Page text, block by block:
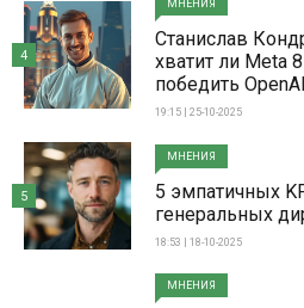
МНЕНИЯ
Станислав
хватит ли Meta
победить
19:15 | 25-10-2025
4
МНЕНИЯ
5 эмпатичных
генеральных
18:53 | 18-10-2025
5
МНЕНИЯ